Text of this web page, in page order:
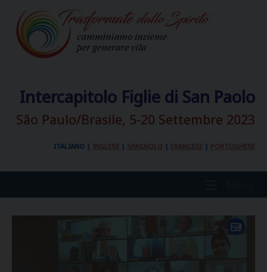
content
Intercapitolo Figlie di San Paolo
São Paulo/Brasile, 5-20 Settembre 2023
ITALIANO | INGLESE | SPAGNOLO | FRANCESE | PORTOGHESE